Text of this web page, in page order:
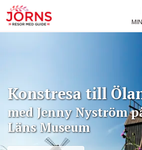
Konstresa till
med Jenny Nyström
Läns Museum